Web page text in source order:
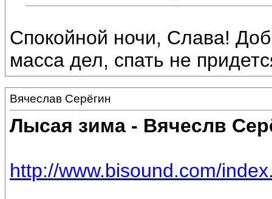
Спокойной ночи, Слава!
масса дел, спать не
Вячеслав Серёгин
Лысая зима - Вячеслв
http://www.bisound.com/